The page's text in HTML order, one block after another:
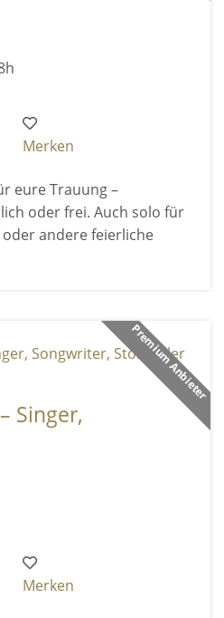
Merken
eure Trauung –
oder frei. Auch solo für
andere feierliche
Premium Anbieter
Singer,
Merken